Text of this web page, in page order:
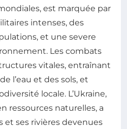
est marquée par
intenses, des
et une severe
Les combats
vitales, entraînant
l’eau et des sols, et
locale. L’Ukraine,
ressources naturelles, a
et ses rivières devenues